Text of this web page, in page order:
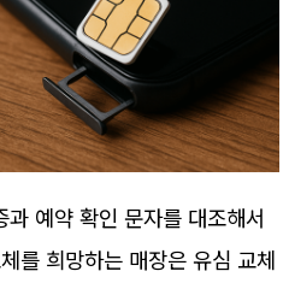
예약 확인 문자를 대조해서
를 희망하는 매장은 유심 교체